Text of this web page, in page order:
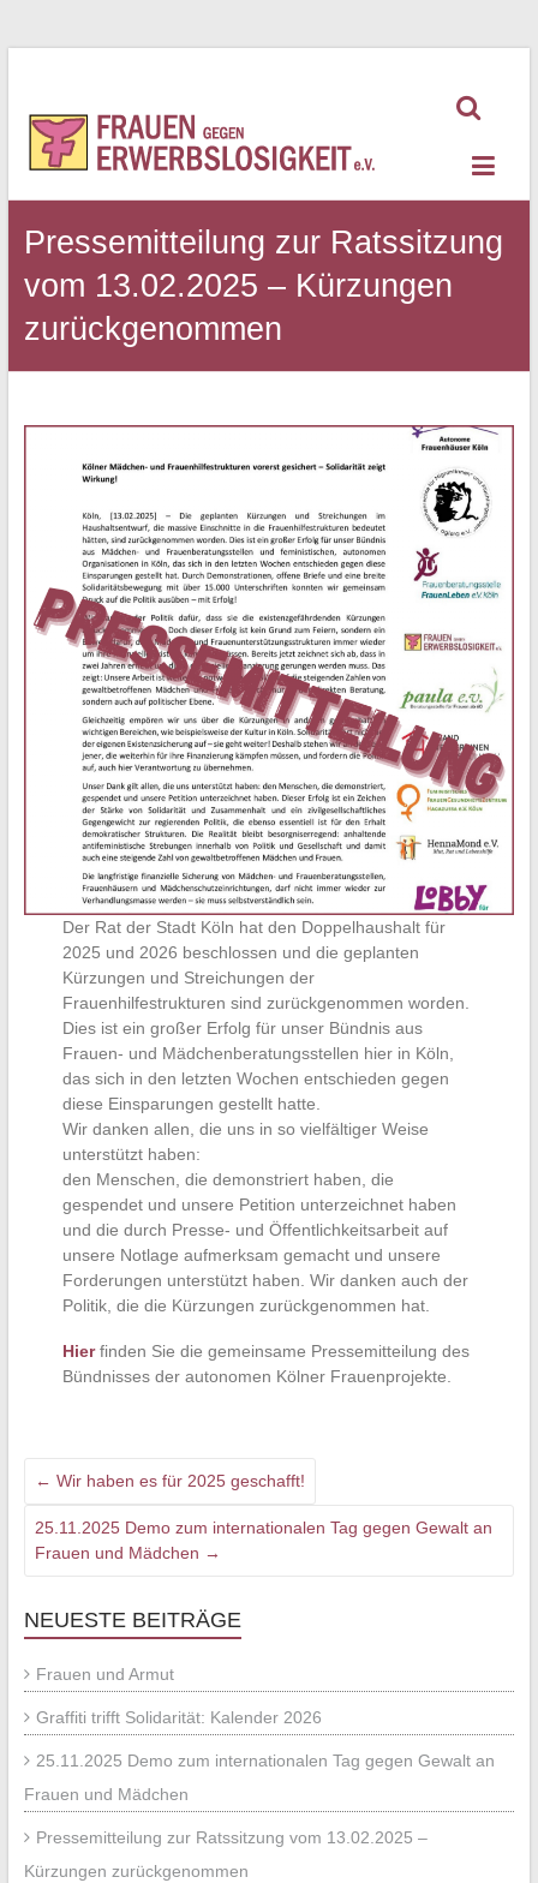
Frauen
gegen
Erwerbslosigkeit
Pressemitteilung zur Ratssitzung
vom 13.02.2025 – Kürzungen
zurückgenommen
Der Rat der Stadt Köln hat den Doppelhaushalt für
2025 und 2026 beschlossen und die geplanten
Kürzungen und Streichungen der
Frauenhilfestrukturen sind zurückgenommen worden.
Dies ist ein großer Erfolg für unser Bündnis aus
Frauen- und Mädchenberatungsstellen hier in Köln,
das sich in den letzten Wochen entschieden gegen
diese Einsparungen gestellt hatte.
Wir danken allen, die uns in so vielfältiger Weise
unterstützt haben:
den Menschen, die demonstriert haben, die
gespendet und unsere Petition unterzeichnet haben
und die durch Presse- und Öffentlichkeitsarbeit auf
unsere Notlage aufmerksam gemacht und unsere
Forderungen unterstützt haben. Wir danken auch der
Politik, die die Kürzungen zurückgenommen hat.
Hierfinden Sie die gemeinsame Pressemitteilung des
Bündnisses der autonomen Kölner Frauenprojekte.
← Wir haben es für 2025 geschafft!
25.11.2025 Demo zum internationalen Tag gegen Gewalt an
Frauen und Mädchen →
NEUESTE BEITRÄGE
Frauen und Armut
Graffiti trifft Solidarität: Kalender 2026
25.11.2025 Demo zum internationalen Tag gegen Gewalt an
Frauen und Mädchen
Pressemitteilung zur Ratssitzung vom 13.02.2025 –
Kürzungen zurückgenommen